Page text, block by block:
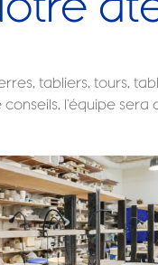
tabliers, tours,
l’équipe